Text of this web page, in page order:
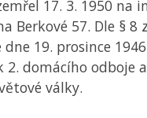
17. 3. 1950 na
Berkové 57. Dle § 8
dne 19. prosince
2. domácího odboje
války.